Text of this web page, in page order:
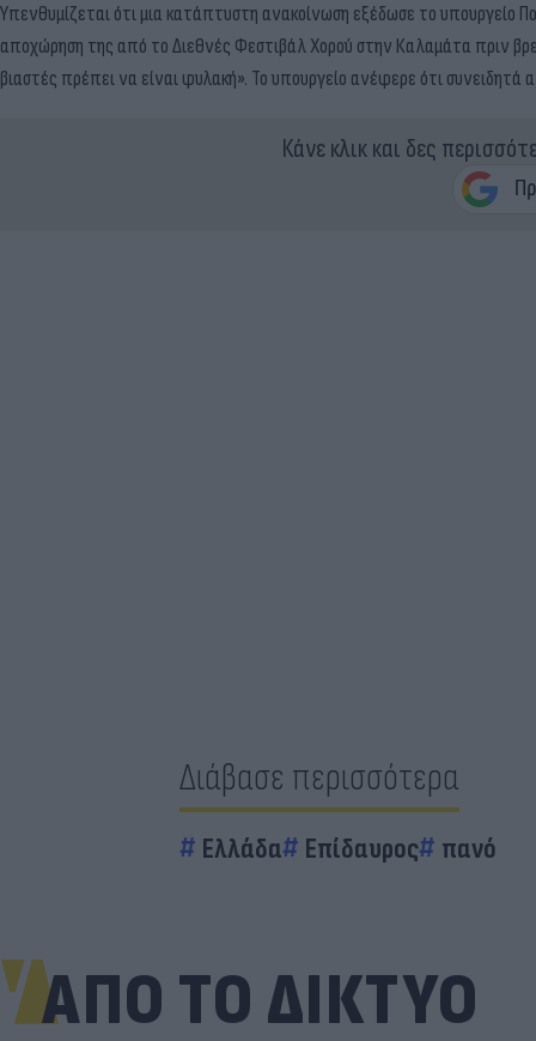
Υπενθυμίζεται ότι μια κατάπτυστη ανακοίνωση εξέδωσε το υπουργείο
αποχώρηση της από το Διεθνές Φεστιβάλ Χορού στην Καλαμάτα πριν
βιαστές πρέπει να είναι φυλακή». Το υπουργείο ανέφερε ότι συνειδητά
Κάνε κλικ και δες
Διάβασε περισσότερα
Ελλάδα Επίδαυρος πανό
ΑΠΟ ΤΟ ΔΙΚΤΥΟ